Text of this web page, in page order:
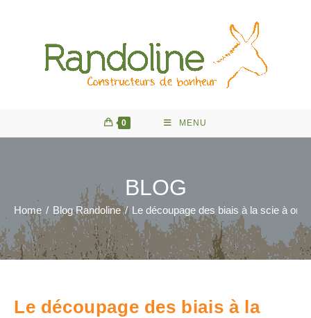
0 MENU
BLOG
Home / Blog Randoline / Le découpage des biais à la scie à
Le découpage des biais à la